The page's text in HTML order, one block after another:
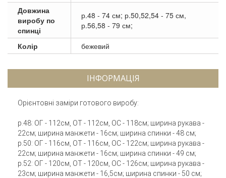
Довжина
виробу по
спинці
р.48 - 74 см; р.50,52,54 - 75 см,
р.56,58 - 79 см;
Колір бежевий
ІНФОРМАЦІЯ
Орієнтовні заміри готового виробу:
р.48: ОГ - 112см, ОТ - 112см, ОС - 118см; ширина рукава -
22см; ширина манжети - 16см; ширина спинки - 48 см;
р.50: ОГ - 116см, ОТ - 116см, ОС - 122см; ширина рукава -
22см; ширина манжети - 16см; ширина спинки - 49 см;
р.52: ОГ - 120см, ОТ - 120см, ОС - 126см; ширина рукава -
23см; ширина манжети - 16,5см; ширина спинки - 50 см;